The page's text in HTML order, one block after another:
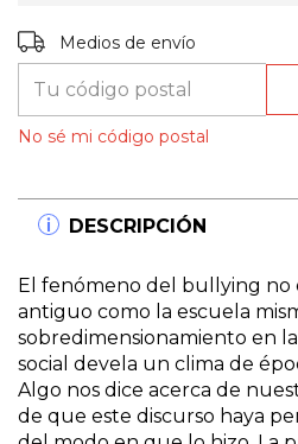
Entregas para el CP:
Medios de envío
No sé mi código postal
DESCRIPCIÓN
El fenómeno del bullying no
antiguo como la escuela
sobredimensionamiento en
social devela un clima de
Algo nos dice acerca de
de que este discurso haya